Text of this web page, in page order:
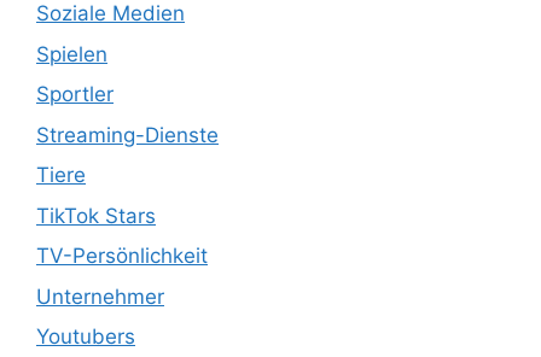
Soziale Medien
Spielen
Sportler
Streaming-Dienste
Tiere
TikTok Stars
TV-Persönlichkeit
Unternehmer
Youtubers